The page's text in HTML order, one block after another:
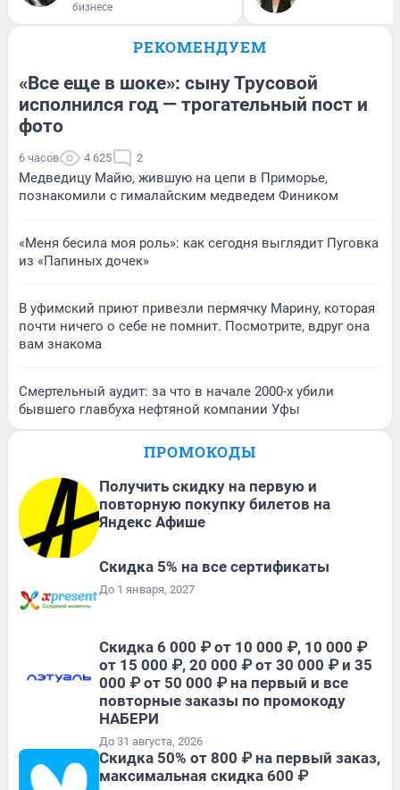
бизнесе
РЕКОМЕНДУЕМ
«Все еще в шоке»: сыну Трусовой
исполнился год — трогательный пост и
фото
6 часов 4 625 2
Медведицу Майю, жившую на цепи в Приморье,
познакомили с гималайским медведем Фиником
«Меня бесила моя роль»: как сегодня выглядит Пуговка
из «Папиных дочек»
В уфимский приют привезли пермячку Марину, которая
почти ничего о себе не помнит. Посмотрите, вдруг она
вам знакома
Смертельный аудит: за что в начале 2000-х убили
бывшего главбуха нефтяной компании Уфы
ПРОМОКОДЫ
Получить скидку на первую и
повторную покупку билетов на
Яндекс Афише
Скидка 5% на все сертификаты
До 1 января, 2027
Скидка 6 000 ₽ от 10 000 ₽, 10 000 ₽
от 15 000 ₽, 20 000 ₽ от 30 000 ₽ и 35
000 ₽ от 50 000 ₽ на первый и все
повторные заказы по промокоду
НАБЕРИ
До 31 августа, 2026
Скидка 50% от 800 ₽ на первый заказ,
максимальная скидка 600 ₽